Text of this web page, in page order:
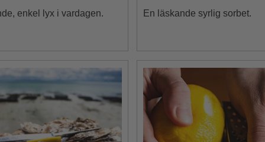
enkel lyx i vardagen. En läskande syrlig sorbet.